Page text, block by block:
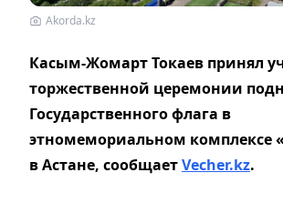
Akorda.kz
Касым-Жомарт Токаев принял
торжественной церемонии
Государственного флага в
этномемориальном комплексе
в Астане, сообщаетVecher.kz.